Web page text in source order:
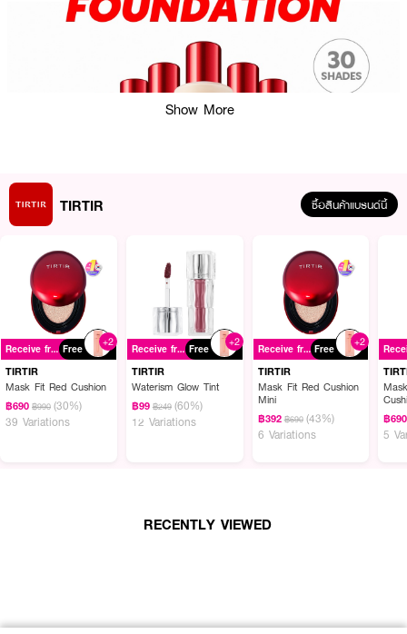
ผลลัพธ์ที่ได้ :
TIRTIR Mask Fit Red Foundationรองพื้นที่ตอบโจทย์ทั้งการแต่งหน้าในชีวิต
ประจำวันและลุคที่ต้องการความมั่นใจ เนื้อสัมผัสบางเบา ไม่หนักผิว ให้การปกปิด
ระดับปานกลางถึงสูง เกลี่ยง่าย ดูกลมกลืนเป็นธรรมชาติ ติดทนนาน และช่วยลด
การเลอะติดแมสก์
Show More
TIRTIR ซื้อสินค้าแบรนด์นี้
Receive free gift Free
+2
TIRTIR
Mask Fit Red Cushion
฿690 ฿990 (30%)
39 Variations
Receive free gift Free
+2
TIRTIR
Waterism Glow Tint
฿99 ฿249 (60%)
12 Variations
Receive free gift Free
+2
TIRTIR
Mask Fit Red Cushion
Mini
฿392 ฿690 (43%)
6 Variations
฿690
5
RECENTLY VIEWED